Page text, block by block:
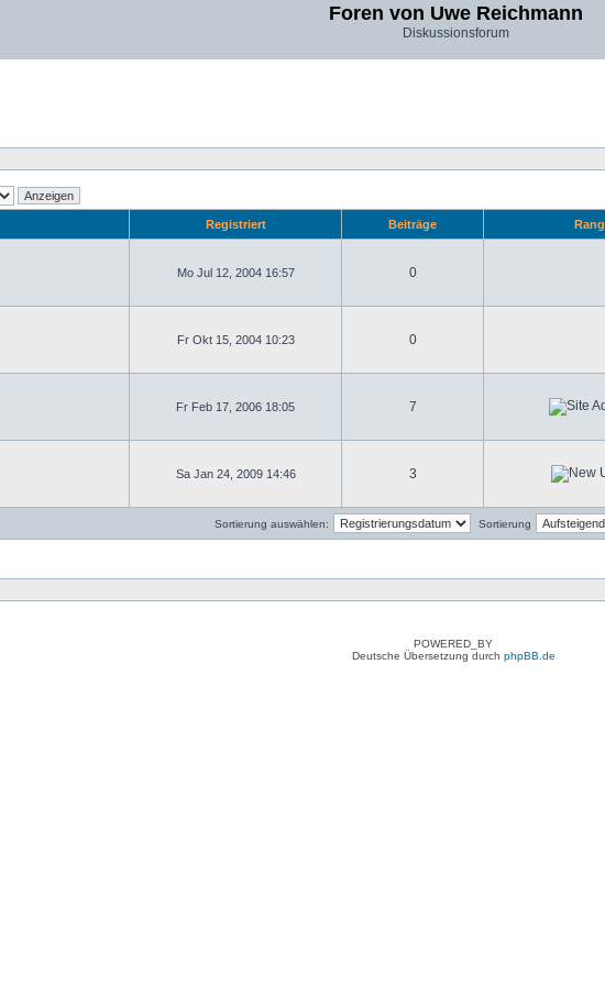
Foren von Uwe Reichmann
Diskussionsforum
Registriert Beiträge Rang
Mo Jul 12, 2004 16:57 0
Fr Okt 15, 2004 10:23 0
Fr Feb 17, 2006 18:05 7
Sa Jan 24, 2009 14:46 3
Sortierung auswählen: Sortierung
POWERED_BY
Deutsche Übersetzung durch phpBB.de